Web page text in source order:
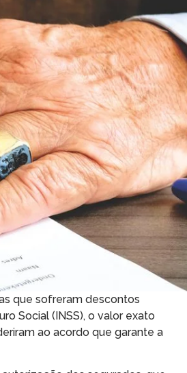
que sofreram descontos
Social (INSS), o valor exato
ao acordo que garante a